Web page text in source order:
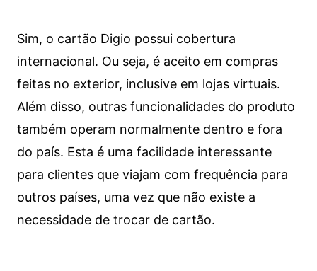
Sim, o cartão Digio possui cobertura
internacional. Ou seja, é aceito em compras
feitas no exterior, inclusive em lojas virtuais.
Além disso, outras funcionalidades do produto
também operam normalmente dentro e fora
do país. Esta é uma facilidade interessante
para clientes que viajam com frequência para
outros países, uma vez que não existe a
necessidade de trocar de cartão.